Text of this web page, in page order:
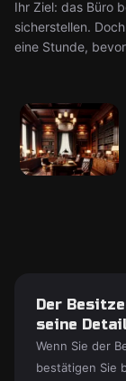
Ihr Ziel: das Büro
sicherstellen.
eine Stunde,
Der
seine
Wenn Sie der
bestätigen Sie